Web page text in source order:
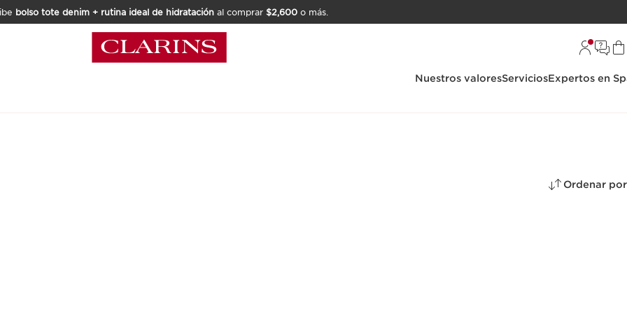
bolso tote denim + rutina ideal de hidratación al comprar $2,600 o más.
Nuestros valoresServiciosExpertos en
Ordenar por